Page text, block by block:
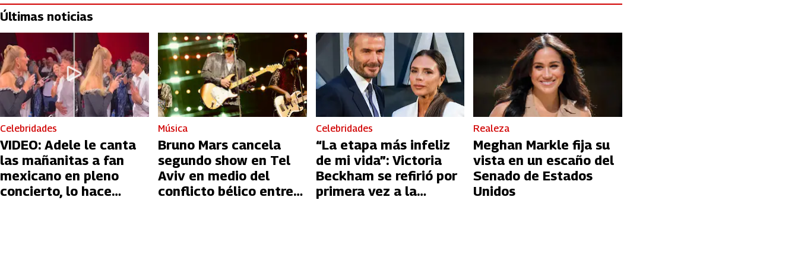
Últimas noticias
Celebridades
VIDEO: Adele le canta
las mañanitas a fan
mexicano en pleno
concierto, lo hace
Música
Bruno Mars cancela
segundo show en Tel
Aviv en medio del
conflicto bélico entre
Celebridades
“La etapa más infeliz
de mi vida”: Victoria
Beckham se refirió por
primera vez a la
Realeza
Meghan Markle fija su
vista en un escaño del
Senado de Estados
Unidos